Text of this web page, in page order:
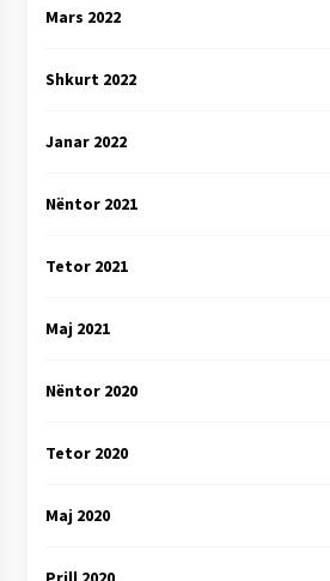
Mars 2022
Shkurt 2022
Janar 2022
Nëntor 2021
Tetor 2021
Maj 2021
Nëntor 2020
Tetor 2020
Maj 2020